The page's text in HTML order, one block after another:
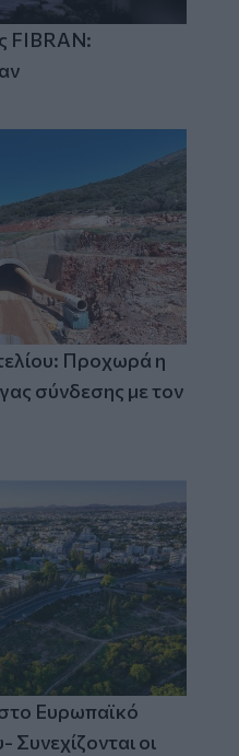
FIBRAN:
Προχωρά η
σύνδεσης με τον
Ευρωπαϊκό
οι